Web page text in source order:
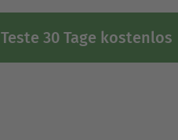
Teste 30 Tage kostenlos